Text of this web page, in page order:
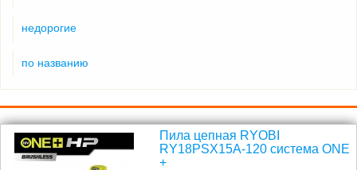
недорогие
по названию
Пила цепная RYOBI
RY18PSX15A-120 система ONE
+